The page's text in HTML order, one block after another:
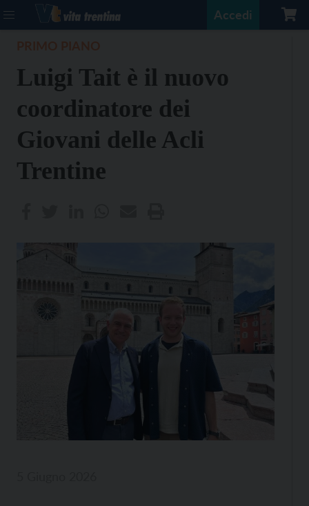
Accedi
Luigi Tait è il nuovo
coordinatore dei
Giovani delle Acli
Trentine